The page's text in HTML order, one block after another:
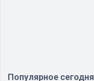
Популярное сегодня